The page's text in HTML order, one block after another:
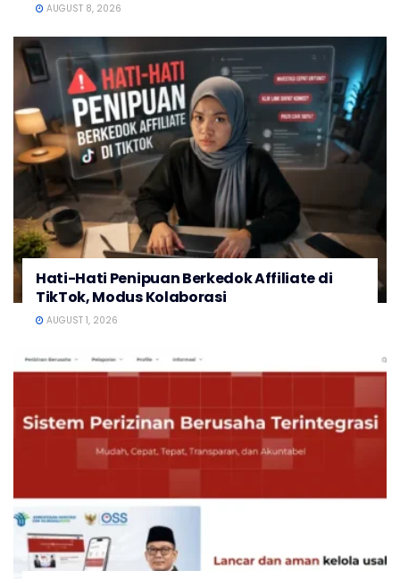
AUGUST 8, 2026
Hati-Hati Penipuan Berkedok Affiliate di
TikTok, Modus Kolaborasi
AUGUST 1, 2026